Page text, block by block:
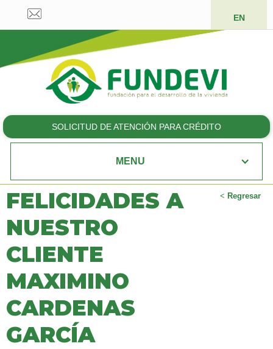
EN
SOLICITUD DE ATENCIÓN PARA CRÉDITO
MENU
< Regresar
FELICIDADES A
NUESTRO
CLIENTE
MAXIMINO
CARDENAS
GARCÍA